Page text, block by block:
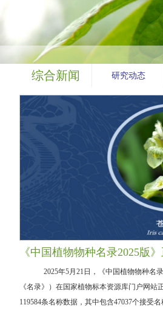
综合新闻 研究动态
《中国植物物种名录2025版
2025年5月21日，《中国植物物种名
《名录》）在国家植物标本资源库门户网站
119584条名称数据，其中包含47037个接受